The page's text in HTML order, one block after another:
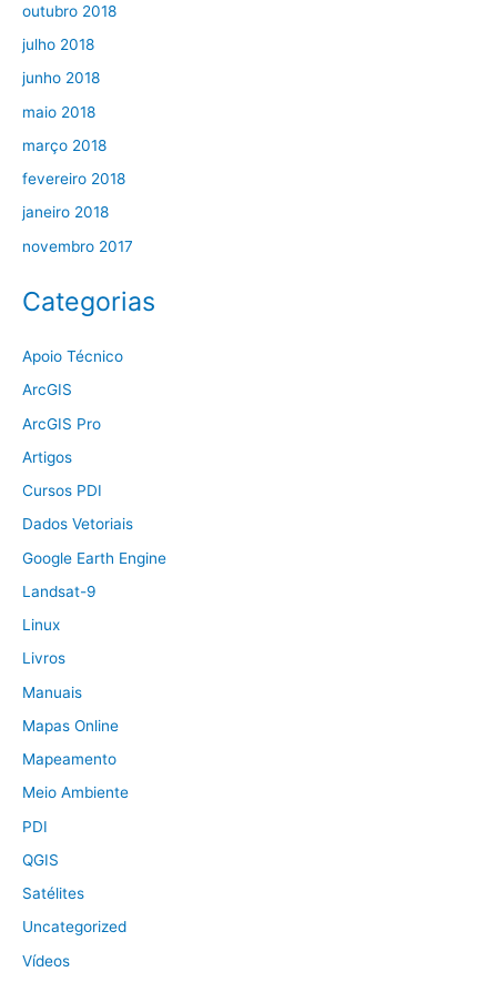
outubro 2018
julho 2018
junho 2018
maio 2018
março 2018
fevereiro 2018
janeiro 2018
novembro 2017
Categorias
Apoio Técnico
ArcGIS
ArcGIS Pro
Artigos
Cursos PDI
Dados Vetoriais
Google Earth Engine
Landsat-9
Linux
Livros
Manuais
Mapas Online
Mapeamento
Meio Ambiente
PDI
QGIS
Satélites
Uncategorized
Vídeos